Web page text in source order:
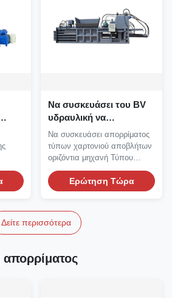
Να συσκευάσει του BV
υδραυλική να
συσκευάσει μηχανών
υδραυλική μηχανή
Τύπου για τα άχρηστα
χαρτιά
Να συσκευάσει απορρίματος
τύπων χαρτονιού αποβλήτων
οριζόντια μηχανή Τύπου
υδραυλική Να...
Ερώτηση Τώρα
Δείτε περισσότερα